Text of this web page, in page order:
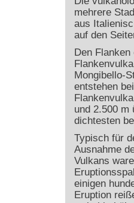
mehrere
aus
auf den
Den
Mongibello-
entstehen
und 2.500 m
dichtesten
Typisch für
Ausnahme
Vulkans
einigen
Eruption